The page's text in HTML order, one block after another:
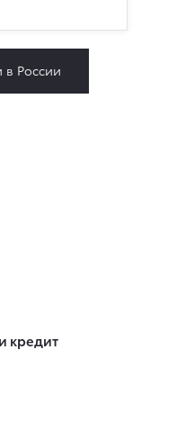
в России
кредит